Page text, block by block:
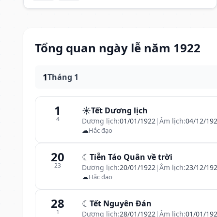
Tổng quan ngày lễ năm 1922
1Tháng 1
1
4
☀️Tết Dương lịch
Dương lịch:01/01/1922|Âm lịch:04/12/
☁Hắc đạo
20
23
☾ Tiễn Táo Quân về trời
Dương lịch:20/01/1922|Âm lịch:23/12/
☁Hắc đạo
28
1
☾ Tết Nguyên Đán
Dương lịch:28/01/1922|Âm lịch:01/01/